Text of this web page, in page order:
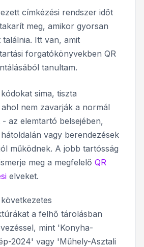
címkézési rendszer időt
meg, amikor gyorsan
Itt van, amit
forgatókönyvekben QR
tanultam.
sima, tiszta
nem zavarják a normál
az elemtartó belsejében,
vagy berendezések
működnek. A jobb tartósság
meg a megfelelő QR
elveket.
a felhő tárolásban
mint 'Konyha-
2024' vagy 'Műhely-Asztali